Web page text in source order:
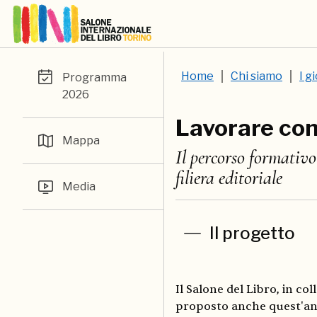
Programma
2026
Mappa
Media
Home Chi siamo I
Lavorare
Il percorso
filiera editoriale
Il progetto
Il Salone del Libro, in
proposto anche